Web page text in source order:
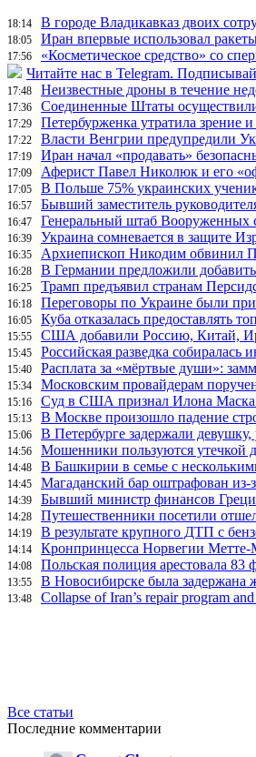
18:14 В городе Владикавказ двоих
18:05 Иран впервые использовал
17:56
«Косметическое средство» со
Читайте нас в Telegram.
17:48 Неизвестные дроны в течение
17:36 Соединенные Штаты
17:29 Петербурженка утратила зрение
17:22 Власти Венгрии предупредили
17:19 Иран начал «продавать»
17:09 Аферист Павел Николюк и его
17:05 В Польше 75% украинских
16:57 Бывший заместитель
16:47 Генеральный штаб Вооруженных
16:39 Украина сомневается в защите
16:35 Архиепископ Никодим обвинил
16:28 В Германии предложили
16:25 Трамп предъявил странам
16:18 Переговоры по Украине были
16:05 Куба отказалась предоставлять
15:55 США добавили Россию, Китай,
15:45 Российская разведка
15:40 Расплата за «мёртвые души»:
15:34 Московским провайдерам
15:16 Суд в США признал Илона Маска
15:13 В Москве произошло падение
15:06 В Петербурге задержали
14:56 Мошенники пользуются утечкой
14:48 В Башкирии в семье с
14:45 Магаданский бар оштрафован из-
14:39 Бывший министр финансов
14:28 Путешественники посетили
14:19 В результате крупного ДТП с
14:14 Кронпринцесса Норвегии
14:08 Польская полиция арестовала 83
13:55 В Новосибирске была задержана
13:48 Collapse of Iran’s repair program
Все статьи
Последние комментарии